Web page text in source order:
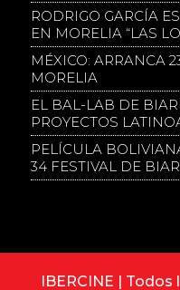
RODRIGO GARCÍA
EN MORELIA “LAS
MÉXICO: ARRANCA
MORELIA
EL BAL-LAB DE
PROYECTOS
PELÍCULA
34 FESTIVAL DE
IBERCINE |